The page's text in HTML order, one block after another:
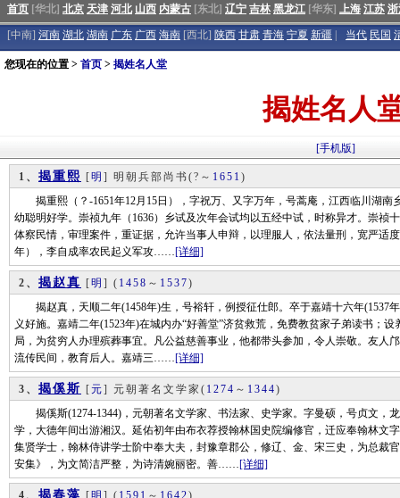
首页 [华北] 北京 天津 河北 山西 内蒙古 [东北] 辽宁 吉林 黑龙江 [华东] 上海 江苏
[中南] 河南 湖北 湖南 广东 广西 海南 [西北] 陕西 甘肃 青海 宁夏 新疆 当代 民国
您现在的位置 > 首页 > 揭姓名人堂
揭姓名人
[手机版]
1、 揭重熙 [明 ] 明朝兵部尚书(?～ 1651 )
揭重熙（？-1651年12月15日），字祝万、又字万年，号蒿庵，江西临川湖南
幼聪明好学。崇祯九年（1636）乡试及次年会试均以五经中试，时称异才。崇祯
体察民情，审理案件，重证据，允许当事人申辩，以理服人，依法量刑，宽严适
年），李自成率农民起义军攻……[详细]
2、 揭赵真 [明 ] ( 1458 ～ 1537)
揭赵真，天顺二年(1458年)生，号裕轩，例授征仕郎。卒于嘉靖十六年(1537
义好施。嘉靖二年(1523年)在城内办“好善堂”济贫救荒，免费教贫家子弟读书；
局，为贫穷人办理殡葬事宜。凡公益慈善事业，他都带头参加，令人崇敬。友人
流传民间，教育后人。嘉靖三……[详细]
3、 揭傒斯 [元] 元朝著名文学家 ( 1274 ～ 1344)
揭傒斯(1274-1344)，元朝著名文学家、书法家、史学家。字曼硕，号贞文，
学，大德年间出游湘汉。延佑初年由布衣荐授翰林国史院编修官，迁应奉翰林文
集贤学士，翰林侍讲学士阶中奉大夫，封豫章郡公，修辽、金、宋三史，为总裁
安集》，为文简洁严整，为诗清婉丽密。善……[详细]
4、 揭春藻 [明 ] ( 1591 ～ 1642)